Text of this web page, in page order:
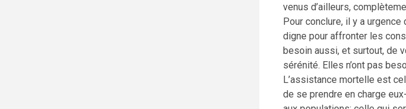
venus d’ailleurs,
Pour conclure, il y a
digne pour affronter les
besoin aussi, et surtout, de
sérénité. Elles n’ont pas
L’assistance mortelle est
de se prendre en charge